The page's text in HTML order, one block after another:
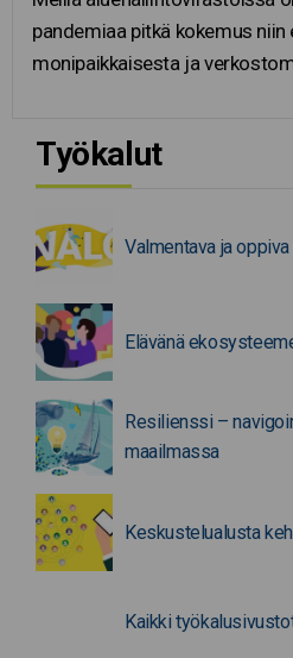
pandemiaa pitkä kokemus
monipaikkaisesta ja
Työkalut
Valmentava ja
Elävänä
Resilienssi –
maailmassa
Keskustelualusta
Kaikki